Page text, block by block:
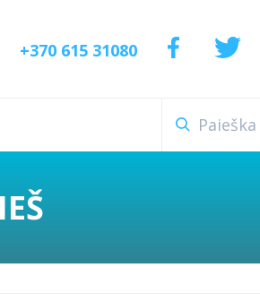
+370 615 31080